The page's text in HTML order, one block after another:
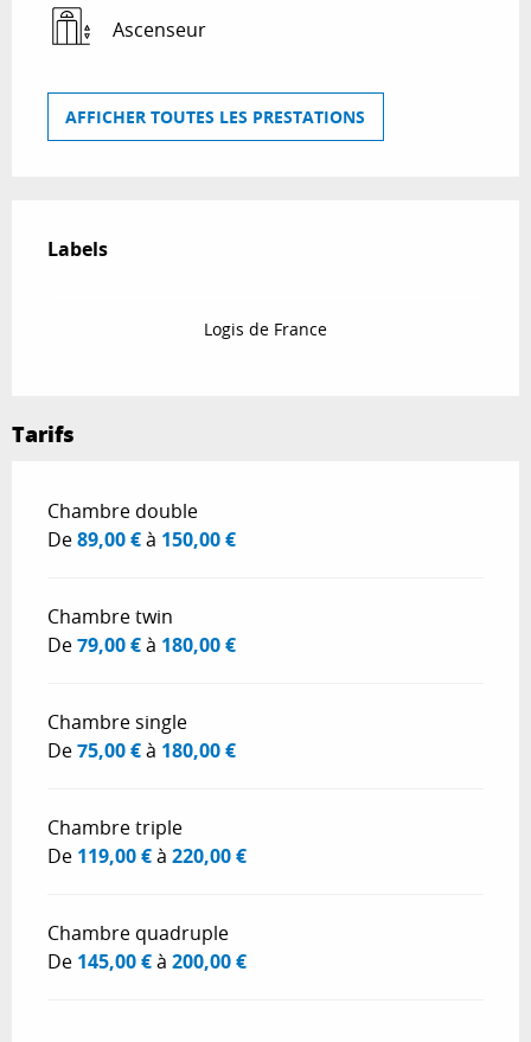
Ascenseur
AFFICHER TOUTES LES PRESTATIONS
Labels
Labels
Logis de France
Tarifs
Tarifs 2026
Chambre double
De89,00 €à 150,00 €
Chambre twin
De79,00 €à 180,00 €
Chambre single
De75,00 €à 180,00 €
Chambre triple
De 119,00 €à 220,00 €
Chambre quadruple
De 145,00 €à 200,00 €